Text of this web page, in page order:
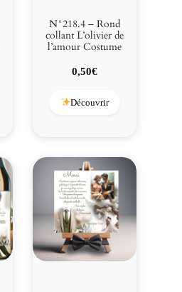
N°218.4 – Rond
collant L’olivier de
l’amour Costume
0,50€
Découvrir